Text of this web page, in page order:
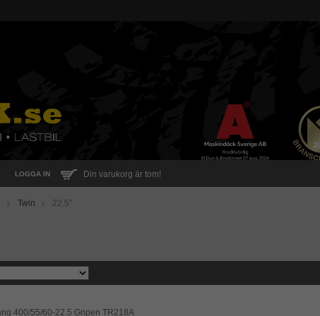
LOGGA IN Din varukorg är tom!
Twin 22.5"
400/55/60-22.5 Gripen TR218A